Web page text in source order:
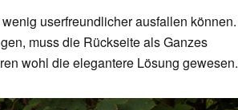
userfreundlicher ausfallen können.
muss die Rückseite als Ganzes
wohl die elegantere Lösung gewesen.